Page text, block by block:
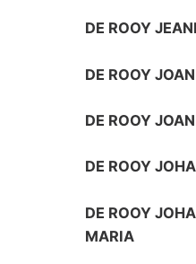
DE ROOY
DE ROOY
DE ROOY
DE ROOY
DE ROOY
MARIA